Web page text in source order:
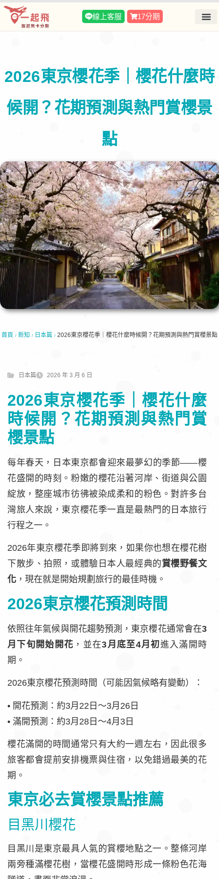
線上客服 17分期
2026東京櫻花季｜櫻花什麼時
候開？花期預測與熱門賞櫻景
點
首頁 / 新知 / 日本篇 / 2026東京櫻花季｜櫻花什麼時候開？花期預測與熱門賞櫻景點
日本篇 2026 年 3 月 6 日
2026東京櫻花季｜櫻花什麼
時候開？花期預測與熱門賞
櫻景點
每年春天，日本東京都會迎來最夢幻的季節——櫻
花盛開的時刻。粉嫩的櫻花沿著河岸、街道與公園
綻放，整座城市彷彿被染成柔和的粉色。對許多台
灣旅人來說，東京櫻花季一直是最熱門的日本旅行
行程之一。
2026年東京櫻花季即將到來，如果你也想在櫻花樹
下散步、拍照，或體驗日本人最經典的賞櫻野餐文
化 ，現在就是開始規劃旅行的最佳時機。
2026東京櫻花預測時間
依照往年氣候與開花趨勢預測，東京櫻花通常會在3
月下旬開始開花 ，並在3月底至4月初進入滿開時
期。
2026東京櫻花預測時間（可能因氣候略有變動）：
• 開花預測：約3月22日～3月26日
• 滿開預測：約3月28日～4月3日
櫻花滿開的時間通常只有大約一週左右，因此很多
旅客都會提前安排機票與住宿，以免錯過最美的花
期。
東京必去賞櫻景點推薦
目黑川櫻花
目黑川是東京最具人氣的賞櫻地點之一。整條河岸
兩旁種滿櫻花樹，當櫻花盛開時形成一條粉色花海